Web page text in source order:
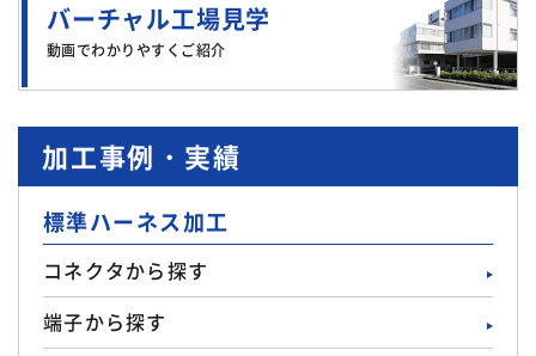
バーチャル工場見学
動画でわかりやすくご紹介
加工事例・実績
標準ハーネス加工
コネクタから探す
端子から探す